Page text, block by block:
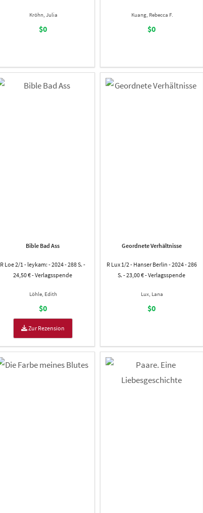
Kröhn, Julia
$0
Kuang, Rebecca F.
$0
Bible Bad Ass
R Loe 2/1 - leykam: - 2024 - 288 S. -
24,50 € - Verlagsspende
Löhle, Edith
$0
Zur Rezension
Geordnete Verhältnisse
R Lux 1/2 - Hanser Berlin - 2024 - 286
S. - 23,00 € - Verlagsspende
Lux, Lana
$0